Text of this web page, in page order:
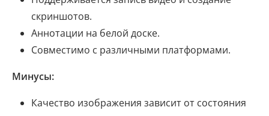
скриншотов.
Аннотации на белой доске.
Совместимо с различными платформами.
Минусы:
Качество изображения зависит от состояния